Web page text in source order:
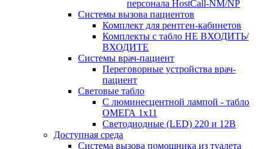
персонала HostCall-NM/NP
Системы вызова пациентов
Комплект для рентген-кабинетов
Комплекты с табло НЕ ВХОДИТЬ/
ВХОДИТЕ
Системы врач-пациент
Переговорные устройства врач-
пациент
Световые табло
С люминесцентной лампой - табло
ОМЕГА 1х11
Светодиодные (LED) 220 и 12В
Доступная среда
Система вызова помощника из туалета